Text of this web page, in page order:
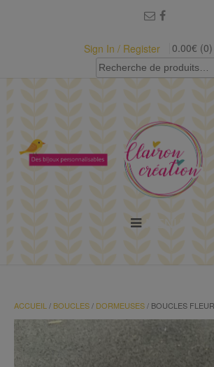
Sign In / Register
0.00€ (0)
Recherche
pour :
ACCUEIL / BOUCLES/ DORMEUSES/ BOUCLES